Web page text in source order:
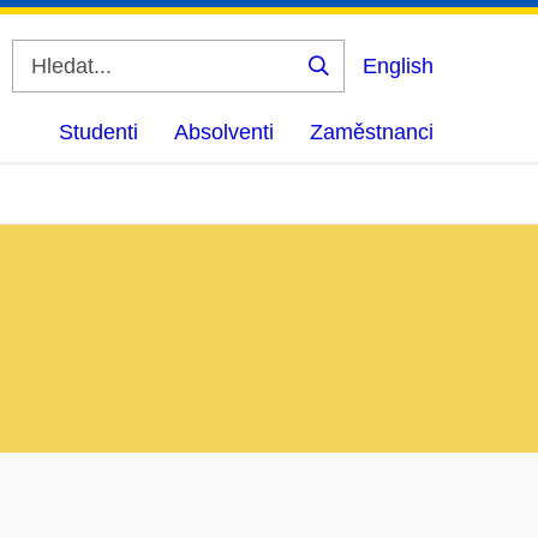
Vyhledat
English
Studenti Absolventi Zaměstnanci